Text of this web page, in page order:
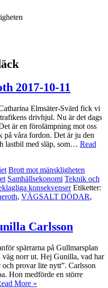
2017-10-11
Elmsäter-Svärd fick vi
drivhjul. Nu är det dags
är en förolämpning mot oss
på våra fordon. Det är ju den
lastbil med släp, som… Read
Brott mot mänskligheten
Samhällsekonomi Teknik och
konsekvenser Etiketter:
, VÄGSALT DÖDAR,
Carlsson
spärrarna på Gullmarsplan
norr ut. Hej Gunilla, vad har
provar lite nytt”. Carlsson
Hon medförde en större
More »